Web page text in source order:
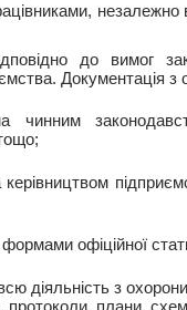
незалежно
до вимог
Документація з
чинним
офіційної
діяльність з
протоколи, плани,